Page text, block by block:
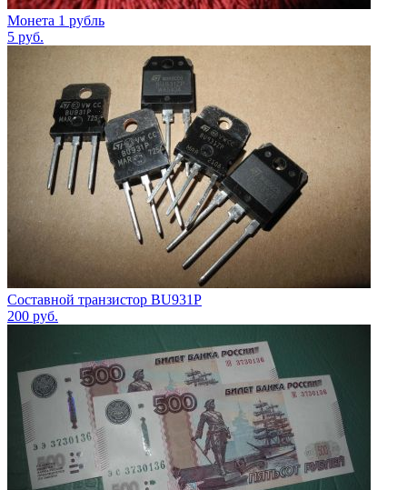
Монета 1 рубль
5 руб.
Составной транзистор BU931P
200 руб.